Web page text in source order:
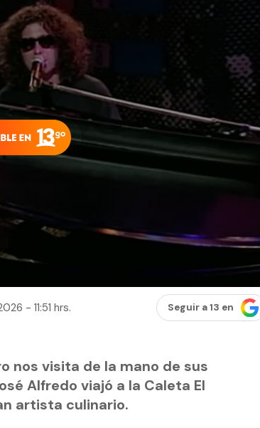
- 11:51 hrs. Seguir a 13 en
nos visita de la mano de sus
Alfredo viajó a la Caleta El
artista culinario.